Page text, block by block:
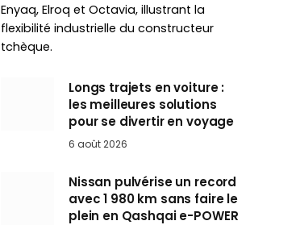
Enyaq, Elroq et Octavia, illustrant la
flexibilité industrielle du constructeur
tchèque.
Longs trajets en voiture :
les meilleures solutions
pour se divertir en voyage
6 août 2026
Nissan pulvérise un record
avec 1 980 km sans faire le
plein en Qashqai e-POWER